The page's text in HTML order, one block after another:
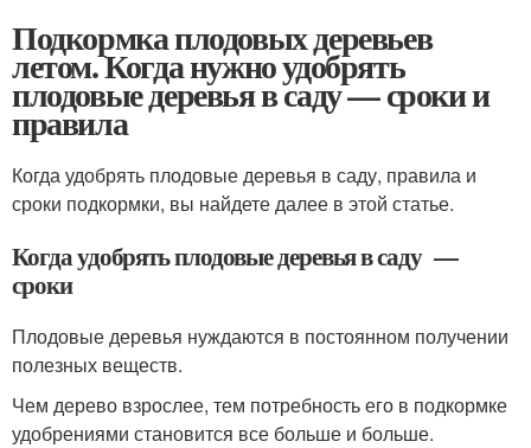
Подкормка плодовых деревьев
летом. Когда нужно удобрять
плодовые деревья в саду — сроки и
правила
Когда удобрять плодовые деревья в саду, правила и
сроки подкормки, вы найдете далее в этой статье.
Когда удобрять плодовые деревья в саду —
сроки
Плодовые деревья нуждаются в постоянном получении
полезных веществ.
Чем дерево взрослее, тем потребность его в подкормке
удобрениями становится все больше и больше.